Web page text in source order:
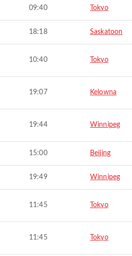
09:40 Tokyo
18:18 Saskatoon
10:40 Tokyo
19:07 Kelowna
19:44 Winnipeg
15:00 Beijing
19:49 Winnipeg
11:45 Tokyo
11:45 Tokyo